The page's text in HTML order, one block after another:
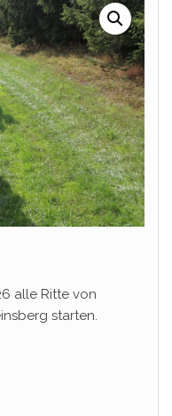
alle Ritte von
starten.